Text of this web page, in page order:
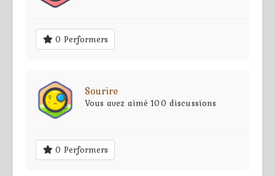
0 Performers
Sourire
Vous avez aimé 100 discussions
0 Performers